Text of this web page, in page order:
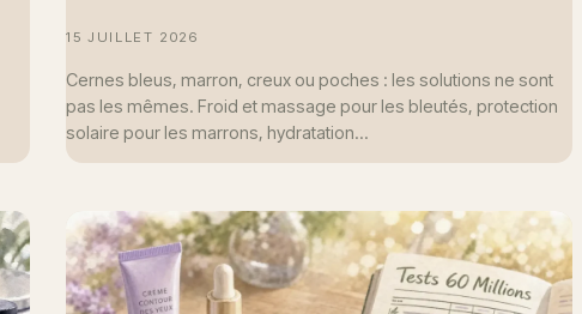
15 JUILLET 2026
Cernes bleus, marron, creux ou poches : les solutions ne sont
pas les mêmes. Froid et massage pour les bleutés, protection
solaire pour les marrons, hydratation…